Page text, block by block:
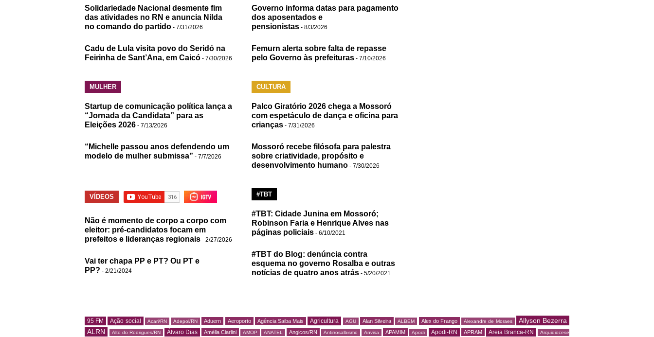
Solidariedade Nacional desmente fim
das atividades no RN e anuncia Nilda
no comando do partido - 7/31/2026
Cadu de Lula visita povo do Seridó na
Feirinha de Sant’Ana, em Caicó - 7/30/2026
Governo informa datas para pagamento
dos aposentados e
pensionistas - 8/3/2026
Femurn alerta sobre falta de repasse
pelo Governo às prefeituras - 7/10/2026
MULHER
Startup de comunicação política lança a
“Jornada da Candidata” para as
Eleições 2026 - 7/13/2026
“Michelle passou anos defendendo um
modelo de mulher submissa” - 7/7/2026
CULTURA
Palco Giratório 2026 chega a Mossoró
com espetáculo de dança e oficina para
crianças - 7/31/2026
Mossoró recebe filósofa para palestra
sobre criatividade, propósito e
desenvolvimento humano - 7/30/2026
VÍDEOS
Não é momento de corpo a corpo com
eleitor: pré-candidatos focam em
prefeitos e lideranças regionais - 2/27/2026
Vai ter chapa PP e PT? Ou PT e
PP? - 2/21/2024
#TBT
#TBT: Cidade Junina em Mossoró;
Robinson Faria e Henrique Alves nas
páginas policiais - 6/10/2021
#TBT do Blog: denúncia contra
esquema no governo Rosalba e outras
notícias de quatro anos atrás - 5/20/2021
95 FM Ação social Acari/RN Adepol/RN Aduern Aeroporto Agência Saiba Mais Agricultura AGU Alan Silveira ALBEM Alex do Frango Alexandre de Moraes
Allyson Bezerra
ALRN
Alto do Rodrigues/RN Álvaro Dias Amélia Ciarlini AMOP ANATEL Angicos/RN Antirrosalbismo Anvisa APAMIM Apodi Apodi-RN APRAM Areia Branca-RN
Arquidiocese